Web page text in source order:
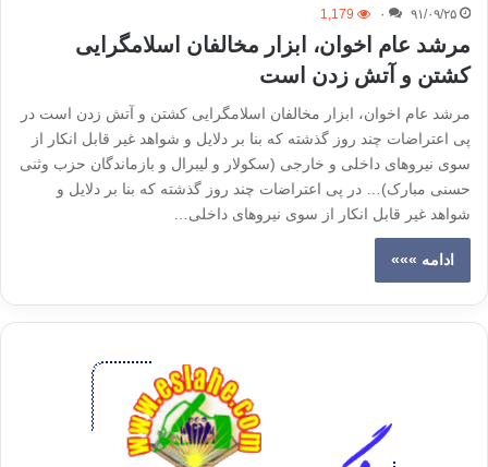
۹۱/۰۹/۲۵ ۰ 1,179
مرشد عام اخوان، ابزار مخالفان اسلامگرایی
کشتن و آتش زدن است
مرشد عام اخوان، ابزار مخالفان اسلامگرایی کشتن و آتش زدن است در
پی اعتراضات چند روز گذشته که بنا بر دلایل و شواهد غیر قابل انکار از
سوی نیروهای داخلی و خارجی (سکولار و لیبرال و بازماندگان حزب وثنی
حسنی مبارک)… در پی اعتراضات چند روز گذشته که بنا بر دلایل و
شواهد غیر قابل انکار از سوی نیروهای داخلی…
ادامه »»»